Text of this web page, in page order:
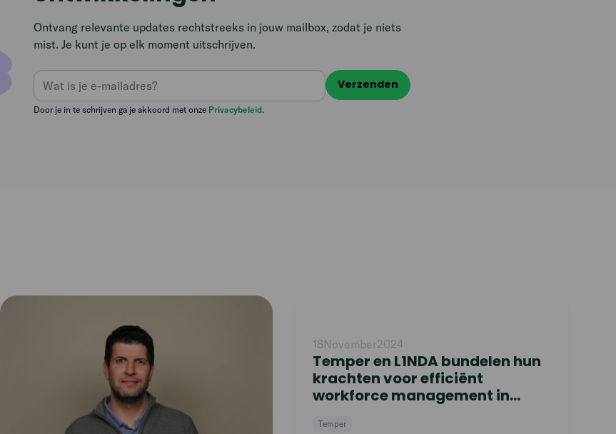
Ontvang relevante updates rechtstreeks in jouw mailbox, zodat je niets
mist. Je kunt je op elk moment uitschrijven.
Door je in te schrijven ga je akkoord met onze Privacybeleid.
Read
18November2024
Temper en L1NDA bundelen hun
krachten voor efficiënt
workforce management in
Temper